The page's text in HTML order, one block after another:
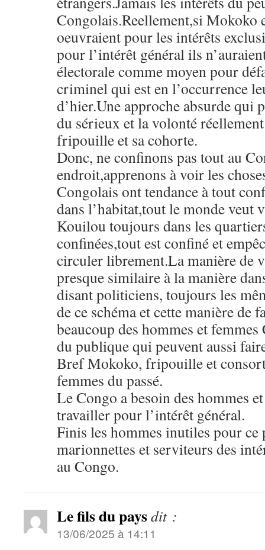
Congolais.Reellement,si Mokoko
oeuvraient pour les intérêts
pour l’intérêt général ils
électorale comme moyen pour
criminel qui est en l’occurrence
d’hier.Une approche absurde qui
du sérieux et la volonté
fripouille et sa cohorte.
Donc, ne confinons pas tout au
endroit,apprenons à voir les
Congolais ont tendance à tout
dans l’habitat,tout le monde veut
Kouilou toujours dans les
confinées,tout est confiné et
circuler librement.La manière de
presque similaire à la manière
disant politiciens, toujours les
de ce schéma et cette manière de
beaucoup des hommes et
du publique qui peuvent aussi
Bref Mokoko, fripouille et
femmes du passé.
Le Congo a besoin des hommes
travailler pour l’intérêt général.
Finis les hommes inutiles pour ce
marionnettes et serviteurs des
au Congo.
Le fils du paysdit :
13/06/2025 à 14:11